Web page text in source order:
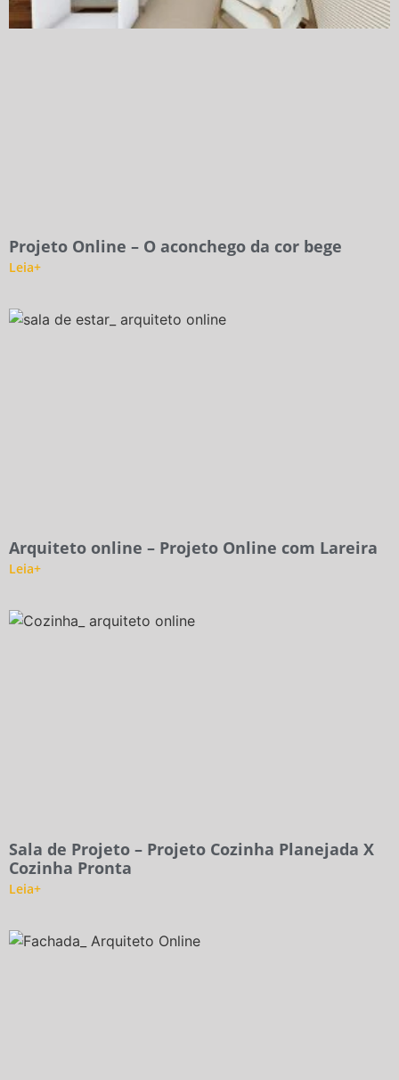
Projeto Online – O aconchego da cor bege
Leia+
Arquiteto online – Projeto Online com Lareira
Leia+
Sala de Projeto – Projeto Cozinha Planejada X
Cozinha Pronta
Leia+